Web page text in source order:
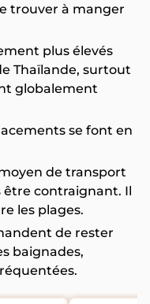
trouver à manger
plus élevés
Thaïlande, surtout
globalement
se font en
de transport
être contraignant. Il
les plages.
de rester
baignades,